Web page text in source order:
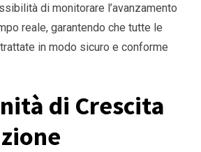
di monitorare l’avanzamento
reale, garantendo che tutte le
in modo sicuro e conforme
di Crescita